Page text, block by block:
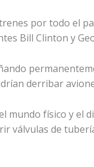
por todo el
Bill Clinton y
derribar
mundo físico y el
válvulas de